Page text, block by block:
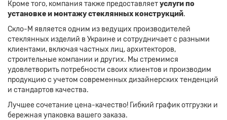
Кроме того, компания также предоставляетуслуги по
установке и монтажу стеклянных конструкций.
Скло-М является одним из ведущих производителей
стеклянных изделий в Украине и сотрудничает с разными
клиентами, включая частных лиц, архитекторов,
строительные компании и других. Мы стремимся
удовлетворить потребности своих клиентов и производим
продукцию с учетом современных дизайнерских тенденций
и стандартов качества.
Лучшее сочетание цена-качество! Гибкий график отгрузки и
бережная упаковка вашего заказа.